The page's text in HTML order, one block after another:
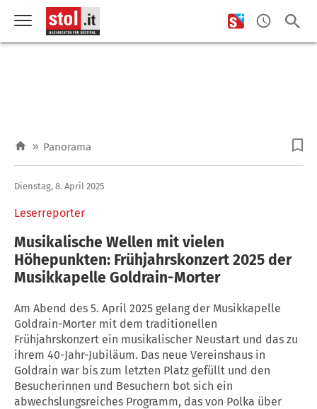
» Panorama
Leserreporter
Dienstag, 8. April 2025
Musikalische Wellen mit vielen
Höhepunkten: Frühjahrskonzert 2025 der
Musikkapelle Goldrain-Morter
Am Abend des 5. April 2025 gelang der Musikkapelle
Goldrain-Morter mit dem traditionellen
Frühjahrskonzert ein musikalischer Neustart und das zu
ihrem 40-Jahr-Jubiläum. Das neue Vereinshaus in
Goldrain war bis zum letzten Platz gefüllt und den
Besucherinnen und Besuchern bot sich ein
abwechslungsreiches Programm, das von Polka über